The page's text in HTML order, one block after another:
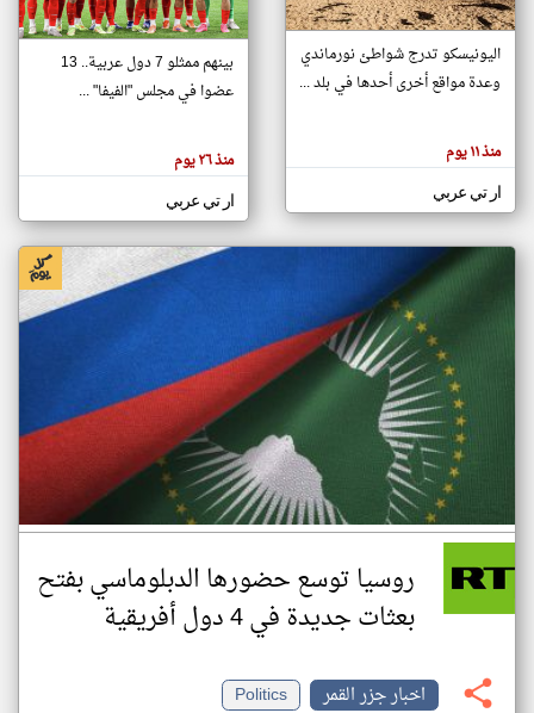
تغيير الدولة
اخبار جزر القمر على مدار الساعة
أهم اخبار جزر القمر العاجلة والمباشرة
هنا عن
وجهة
كاتبيها.
اليونيسكو تدرج شواطئ نورماندي
وعدة مواقع أخرى أحدها في بلد ...
منذ ١١ يوم
ار تي عربي
بينهم ممثلو 7 دول عربية.. 13
عضوا في مجلس "الفيفا" ...
منذ ٢٦ يوم
ار تي عربي
روسيا توسع حضورها الدبلوماسي بفتح
بعثات جديدة في 4 دول أفريقية
اخبار جزر القمر
Politics
klyoum.com